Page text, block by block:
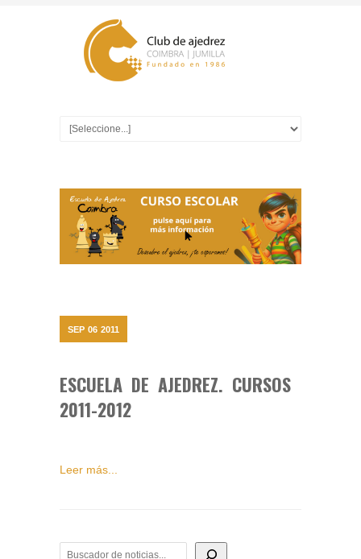
SEP 06 2011
ESCUELA DE AJEDREZ. CURSOS
2011-2012
Leer más...
BUSCADOR DE NOTICIAS